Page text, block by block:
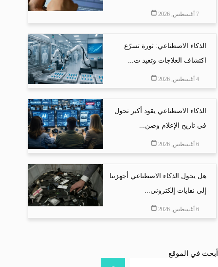
7 أغسطس, 2026
الذكاء الاصطناعي: ثورة تسرّع
اكتشاف العلاجات وتعيد ت...
4 أغسطس, 2026
الذكاء الاصطناعي يقود أكبر تحول
في تاريخ الإعلام وصن...
6 أغسطس, 2026
هل يحول الذكاء الاصطناعي أجهزتنا
إلى نفايات إلكتروني...
6 أغسطس, 2026
أبحث في الموقع